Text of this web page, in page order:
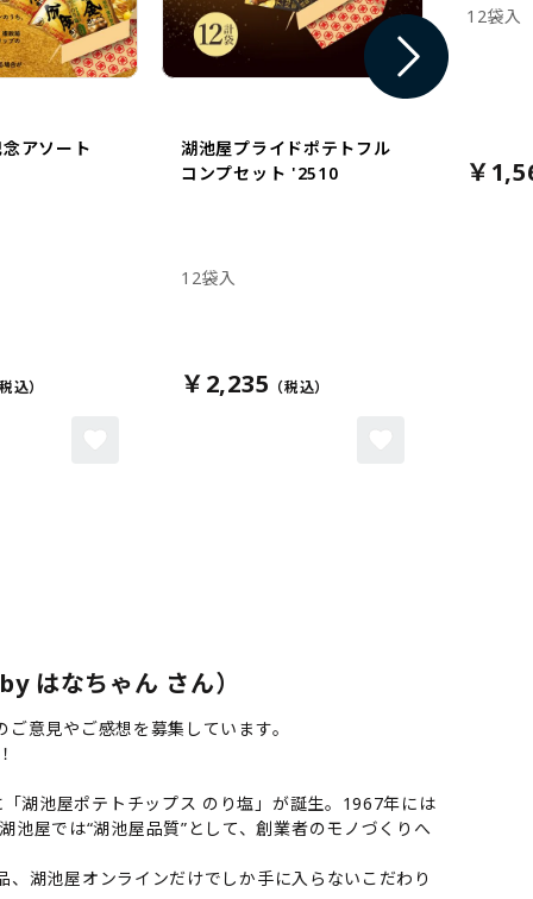
アソート
湖池屋プライドポテトフル
コンプセット '2510
12袋入
￥2,235
12袋入
￥
はなちゃん さん）
意見やご感想を募集しています。
湖池屋ポテトチップス のり塩」が誕生。1967年には
屋では“湖池屋品質”として、創業者のモノづくりへ
湖池屋オンラインだけでしか手に入らないこだわり